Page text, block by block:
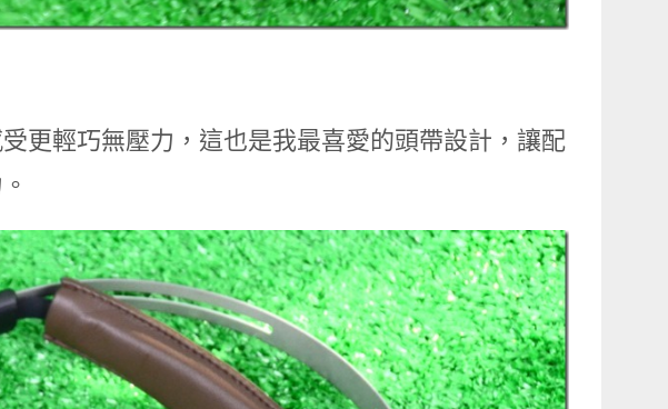
更輕巧無壓力，這也是我最喜愛的頭帶設計，讓配